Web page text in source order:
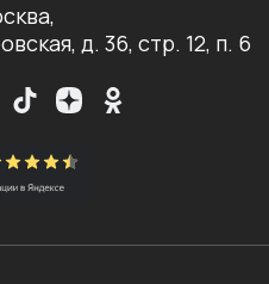
д. 36, стр. 12, п. 6